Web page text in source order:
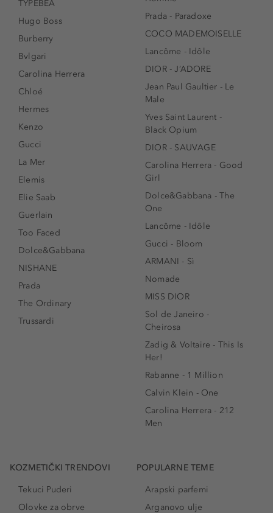
TYPEBEA
Hugo Boss
Burberry
Bvlgari
Carolina Herrera
Chloé
Hermes
Kenzo
Gucci
La Mer
Elemis
Elie Saab
Guerlain
Too Faced
Dolce&Gabbana
NISHANE
Prada
The Ordinary
Trussardi
Prada - Paradoxe
COCO MADEMOISELLE
Lancôme - Idôle
DIOR - J’ADORE
Jean Paul Gaultier - Le
Male
Yves Saint Laurent -
Black Opium
DIOR - SAUVAGE
Carolina Herrera - Good
Girl
Dolce&Gabbana - The
One
Lancôme - Idôle
Gucci - Bloom
ARMANI - Sì
Nomade
MISS DIOR
Sol de Janeiro -
Cheirosa
Zadig & Voltaire - This Is
Her!
Rabanne - 1 Million
Calvin Klein - One
Carolina Herrera - 212
Men
KOZMETIČKI TRENDOVI
Tekuci Puderi
Olovke za obrve
POPULARNE TEME
Arapski parfemi
Arganovo ulje